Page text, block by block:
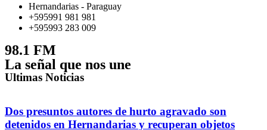
Hernandarias - Paraguay
+595991 981 981
+595993 283 009
98.1 FM
La señal que nos une
Ultimas Noticias
Dos presuntos autores de hurto agravado son
detenidos en Hernandarias y recuperan objetos